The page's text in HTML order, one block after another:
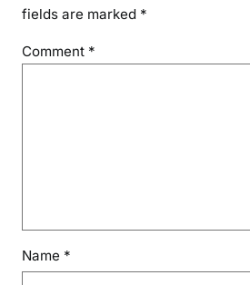
fields are marked *
Comment *
Name *